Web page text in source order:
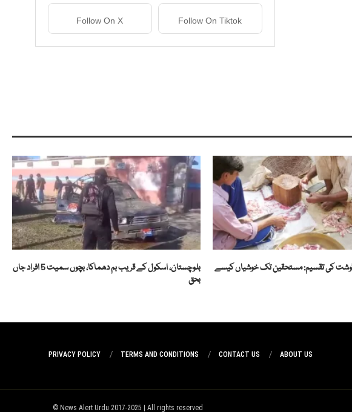
Follow On Tiktok
Follow On X
کی تقسیم: مستحقین تک خوشیاں کیسے
بلوچستان، اسکول کے قریب بم دھماکا، بچوں سمیت 5 افراد جاں
بحق
ABOUT US
CONTACT US
TERMS AND CONDITIONS
PRIVACY POLICY
News Alert Urdu 2017-2025 | All rights reserved ©